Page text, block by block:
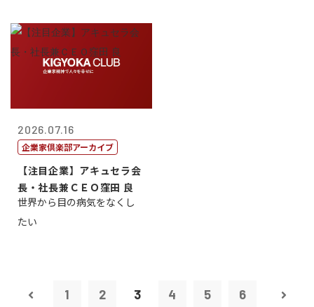
2026.07.16
企業家倶楽部アーカイブ
【注目企業】アキュセラ会
長・社長兼ＣＥＯ窪田 良
世界から目の病気をなくし
たい
1 2 3 4 5 6